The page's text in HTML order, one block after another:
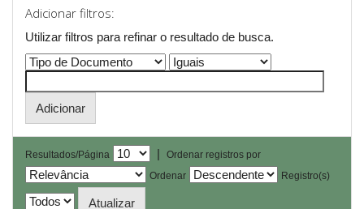
Adicionar filtros:
Utilizar filtros para refinar o resultado de busca.
Resultados/Página |
Ordenar registros por
Ordenar
Registro(s)